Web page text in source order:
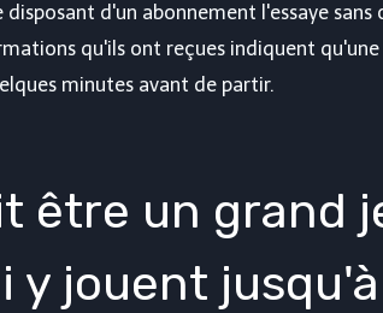
d'un abonnement l'essaye sans
qu'ils ont reçues indiquent
minutes avant de partir.
être un grand
y jouent